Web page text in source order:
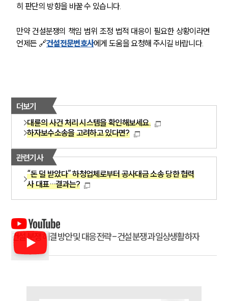
히 판단의 방향을 바꿀 수 있습니다.
만약 건설분쟁의 책임 범위 조정 법적 대응이 필요한 상황이라면
언제든 🔗건설전문변호사에게 도움을 요청해 주시길 바랍니다.
더보기
대륜의 사건 처리 시스템을 확인해보세요.
하자보수소송을 고려하고 있다면?
관련기사
“돈 덜 받았다” 하청업체로부터 공사대금 소송 당한 협력
사 대표…결과는?
건설 분쟁 해결 방안 및 대응 전략 - 건설 분쟁과 일상생활 하자